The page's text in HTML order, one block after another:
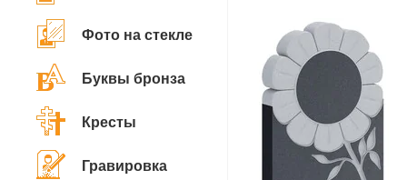
Фото на стекле
Буквы бронза
Кресты
Гравировка